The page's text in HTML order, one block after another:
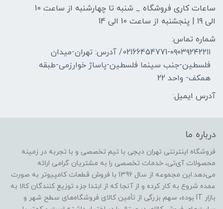
ساعات کاری فروشگاه _ شنبه تا چهارشنبه از ساعت 10
الی 19 | پنجشنبه از ساعت 10 الی 14
شماره تماس:
02166454771-۰۹۰۳۹۲۴۲۲۱۱/ آدرس: تهران-میدان
فلسطین-جنب سینما فلسطین-پاساژ خوارزمی-طبقه
همکف- واحد 22
آدرس ایمیل:
درباره ما
فروشگاه اینترنتی تهران دیجی با تیم تخصصی و با تجربه در زمینه
محصولات آی‌تی، خدمات تخصصی را به مشتریان گرامی ارائه
می‌دهد.این مجموعه از سال 1396 با فروش قطعات کامپیوتر به صورت
عمده شروع به کار کرده و از آنجا که از ابتدا جزء توزیع کنندگان کالا به
بازار IT بوده، سهم بزرگی از تأمین کالای فروشگاه‌های سطح شهر و